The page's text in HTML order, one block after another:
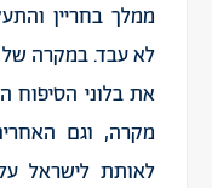
ממלך בחריין
לא עבד. במקרה של
את בלוני
מקרה, וגם
לאותת לישראל